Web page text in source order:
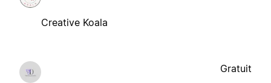
Creative Koala
Gratuit